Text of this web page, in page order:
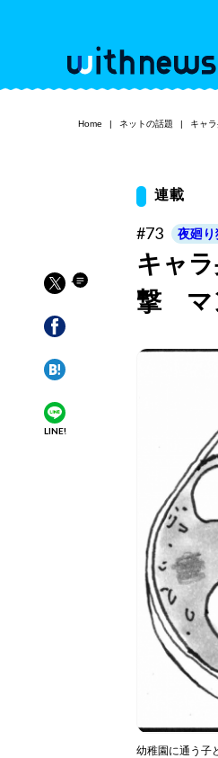
Home ネットの話題 キャ
LINE!
連載
#73 夜廻り
キャ
撃 マ
幼稚園に通う子